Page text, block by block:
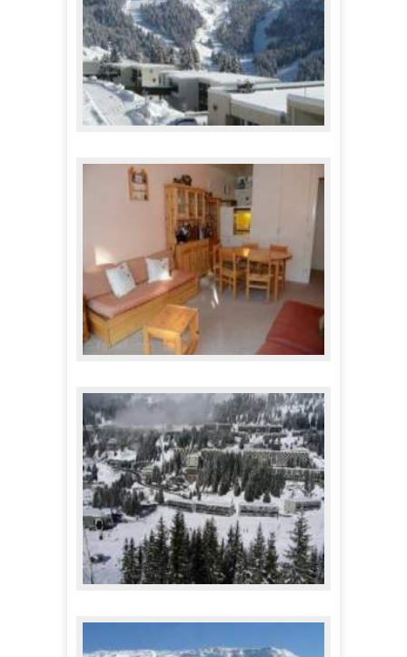
A partir de 397,00 €
A partir de544,00 €
Forêt/Forum
A partir de